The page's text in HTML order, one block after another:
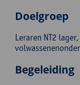
Doelgroep
Leraren NT2
Begeleiding